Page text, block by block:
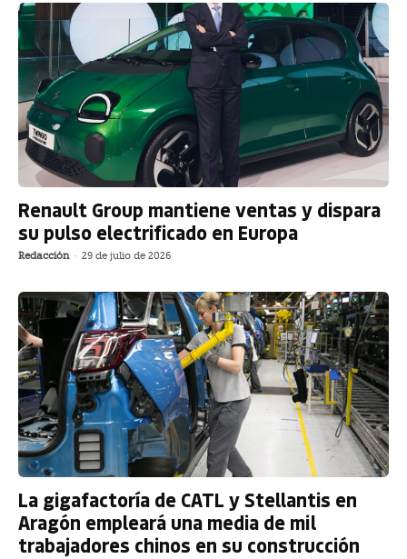
Renault Group mantiene ventas y dispara
su pulso electrificado en Europa
Redacción - 29 de julio de 2026
La gigafactoría de CATL y Stellantis en
Aragón empleará una media de mil
trabajadores chinos en su construcción